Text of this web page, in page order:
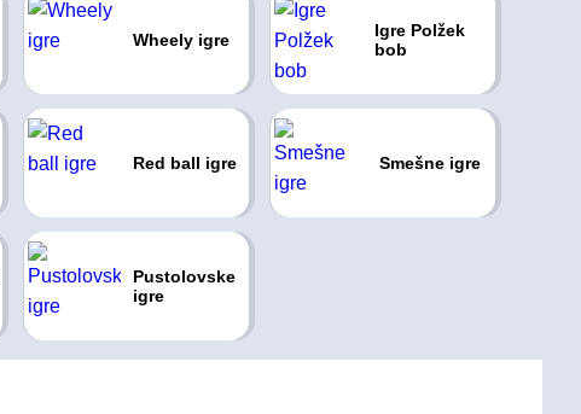
Wheely igre
Igre Polžek
bob
Red ball igre Smešne igre
Pustolovske
igre